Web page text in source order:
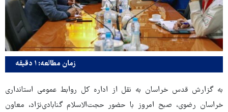
زمان مطالعه: ۱ دقیقه
به گزارش قدس خراسان به نقل از اداره کل روابط عمومی استانداری
خراسان رضوی، صبح امروز با حضور حجت‌الاسلام گنابادی‌نژاد، معاون